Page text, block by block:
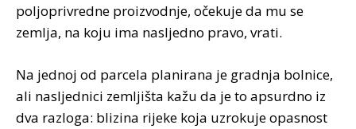
poljoprivredne proizvodnje, očekuje da mu se
zemlja, na koju ima nasljedno pravo, vrati.
Na jednoj od parcela planirana je gradnja bolnice,
ali nasljednici zemljišta kažu da je to apsurdno iz
dva razloga: blizina rijeke koja uzrokuje opasnost